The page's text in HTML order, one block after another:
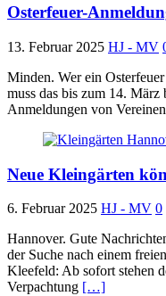
Osterfeuer-
13. Februar 2025 HJ - MV
Minden. Wer ein
muss das bis zum 14.
Anmeldungen von
Neue Kleingärten
6. Februar 2025 HJ - MV 0
Hannover. Gute
der Suche nach einem
Kleefeld: Ab sofort stehen
Verpachtung […]